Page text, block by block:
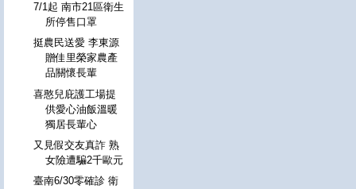
7/1起 南市21區衛生
所停售口罩
挺農民送愛 李東源
贈佳里榮家農產
品關懷長輩
喜憨兒庇護工場提
供愛心油飯溫暖
獨居長輩心
又見假交友真詐 熟
女險遭騙2千歐元
臺南6/30零確診 衛